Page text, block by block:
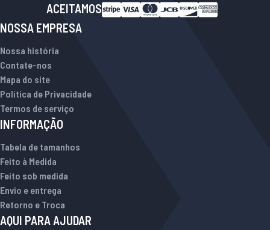
ACEITAMOS
NOSSA EMPRESA
Nossa história
Contate-nos
Mapa do site
Política de Privacidade
Termos de serviço
INFORMAÇÃO
Tabela de tamanhos
Feito à Medida
Feito sob medida
Envio e entrega
Retorno e Troca
AQUI PARA AJUDAR